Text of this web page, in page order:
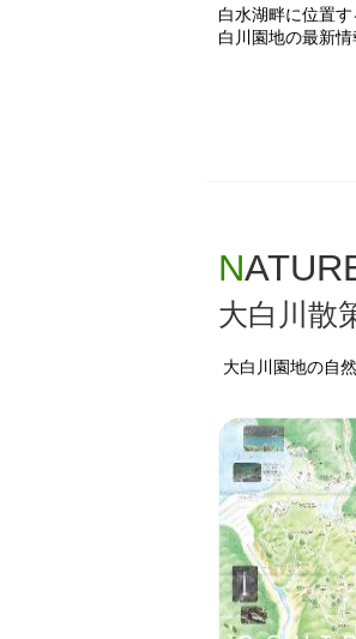
白水湖畔に位置
白川園地の最新
大白川散
大白川園地の自